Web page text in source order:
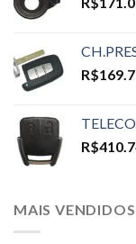
R$
R$
MAIS VENDIDOS